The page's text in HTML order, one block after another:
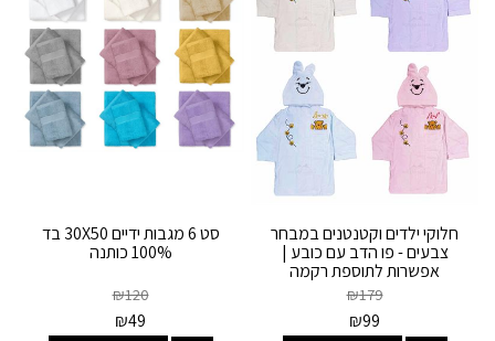
חלוקי ילדים וקטנטנים במבחר
צבעים - פו הדב עם כובע |
אפשרות לתוספת רקמה
אישית
₪179
₪99
סט 6 מגבות ידיים 30X50 בד
100% כותנה
₪120
₪49